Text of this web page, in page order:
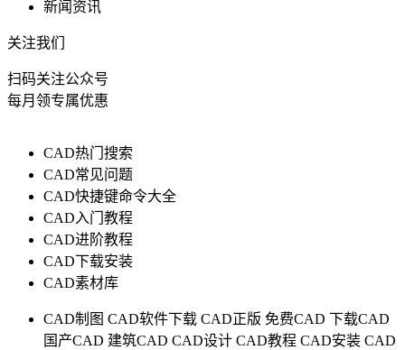
新闻资讯
关注我们
扫码关注公众号
每月领专属优惠
CAD热门搜索
CAD常见问题
CAD快捷键命令大全
CAD入门教程
CAD进阶教程
CAD下载安装
CAD素材库
CAD制图 CAD软件下载 CAD正版 免费CAD 下载CAD
国产CAD 建筑CAD CAD设计 CAD教程 CAD安装 CAD